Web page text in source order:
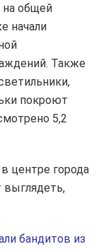
на общей
начали
Также
покроют
5,2
центре города
выглядеть,
бандитов из